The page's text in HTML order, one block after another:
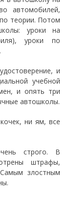
автомобилей,
теории. Потом
уроки на
уроки по
и
учебной
и опять три
автошколы.
ни ям, все
строго. В
штрафы,
злостным